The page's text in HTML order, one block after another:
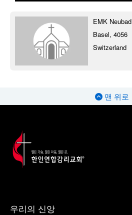
EMK Neubad
Basel, 4056
Switzerland
맨 위로
우리의 신앙